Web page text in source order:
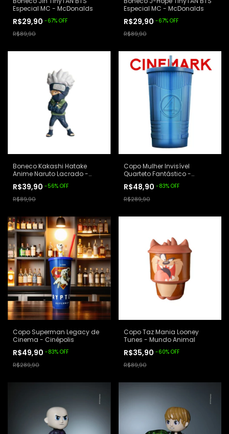
Especial MC - McDonalds
R$29,90 -67% OFF
R$89,90
Especial MC - McDonalds
R$29,90 -67% OFF
R$89,90
Boneco Kakashi Hatake
Anime Naruto Lacrado -
R$39,90 -56% OFF
R$89,90
Copo Mulher Invisível
Quarteto Fantástico -
R$48,90 -83% OFF
R$289,90
Copo Superman Legacy de
Cinema - Cinépolis
R$49,90 -83% OFF
R$289,90
Copo Taz Mania Looney
Tunes - Mundo Animal
R$35,90 -60% OFF
R$89,90